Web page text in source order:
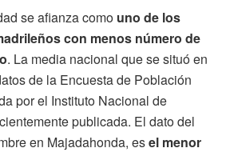
se afianza como uno de los
con menos número de
. La media nacional que se situó en
de la Encuesta de Población
por el Instituto Nacional de
publicada. El dato del
en Majadahonda, esel menor